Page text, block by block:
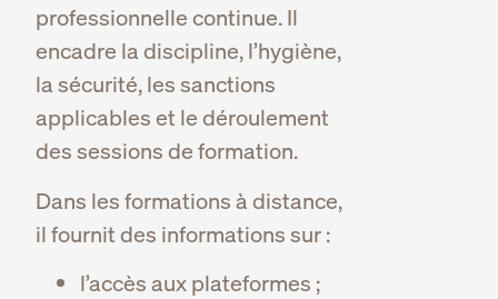
professionnelle continue. Il
encadre la discipline, l’hygiène,
la sécurité, les sanctions
applicables et le déroulement
des sessions de formation.
Dans les formations à distance,
il fournit des informations sur :
l’accès aux plateformes ;